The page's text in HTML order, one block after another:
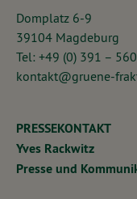
Domplatz 6-9
39104 Magdeburg
Tel: +49 (0) 391 –
kontakt@gruene-
PRESSEKONTAKT
Yves Rackwitz
Presse und